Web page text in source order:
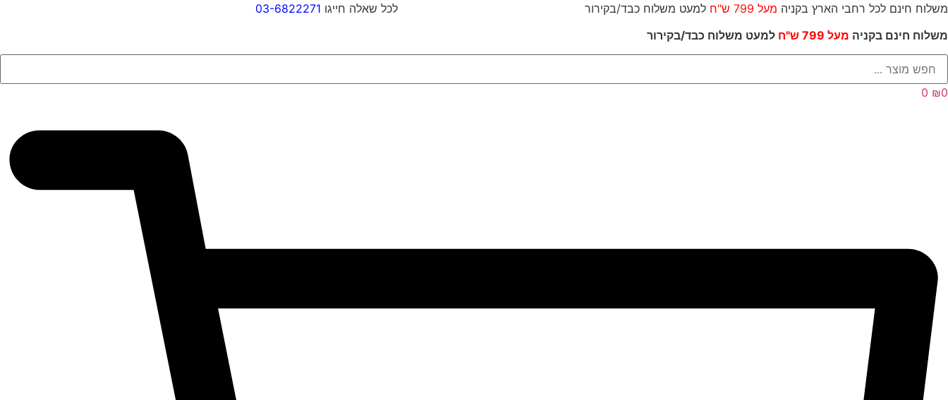
דלג
משלוח חינם לכל רחבי הארץ בקניה מעל 799 ש"ח למעט משלוח כבד/בקירור לכל שאלה חייגו 03-6822271
משלוח חינם בקניה מעל 799 ש"ח למעט משלוח כבד/בקירור
Search
₪0
0